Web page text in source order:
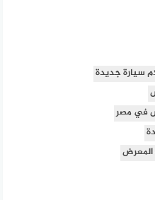
سيارة جديدة
في مصر
المعرض